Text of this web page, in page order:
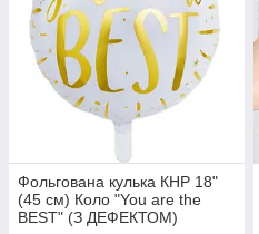
Фольгована кулька КНР 18"
(45 см) Коло "You are the
BEST" (З ДЕФЕКТОМ)